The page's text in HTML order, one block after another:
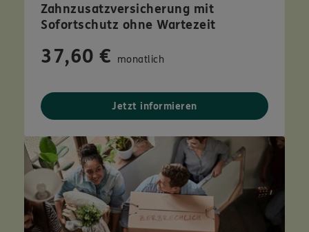
Zahnzusatzversicherung mit
Sofortschutz ohne Wartezeit
37,60 € monatlich
Jetzt informieren